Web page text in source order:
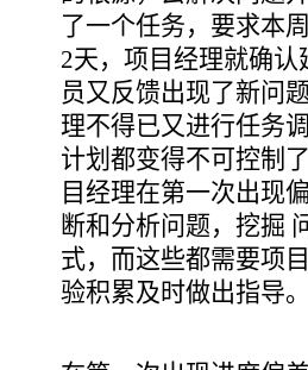
了一个任务，要求本
2天，项目经理就确
员又反馈出现了新问
理不得已又进行任务
计划都变得不可控制
目经理在第一次出现
断和分析问题，挖掘
式，而这些都需要项
验积累及时做出指导。